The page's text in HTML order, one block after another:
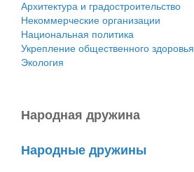
Архитектура и градостроительство
Некоммерческие организации
Национальная политика
Укрепление общественного здоровья
Экология
Народная дружина
Народные дружины